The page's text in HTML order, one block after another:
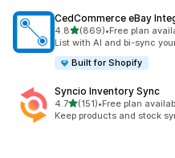
CedCommerce eBay
4.8เต็ม 5 ดาว
(869)
ทั้งหมด 869 รีวิว
•Free plan
List with AI and bi-sync
Built for Shopify
Syncio Inventory Sync
4.7เต็ม 5 ดาว
(151)
ทั้งหมด 151 รีวิว
•Free plan
Keep products and stock